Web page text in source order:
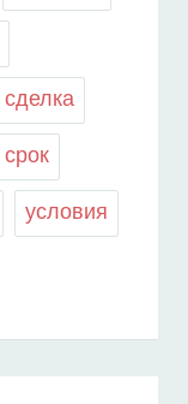
сделка
срок
условия